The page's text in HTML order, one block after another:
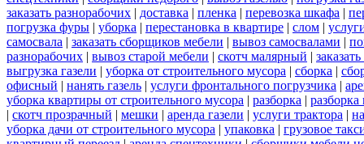
заказать разнорабочих | доставка | пленка | перевозка шкафа |
погрузка фуры | уборка | перестановка в квартире | слом |
самосвала | заказать сборщиков мебели | вывоз самосвалами |
разнорабочих | вывоз старой мебели | скотч малярный |
выгрузка газели | уборка от строительного мусора | сборка |
офисный | нанять газель | услуги фронтального погрузчика |
уборка квартиры от строительного мусора | разборка |
| скотч прозрачный | мешки | аренда газели | услуги трактора |
уборка дачи от строительного мусора | упаковка | грузовое